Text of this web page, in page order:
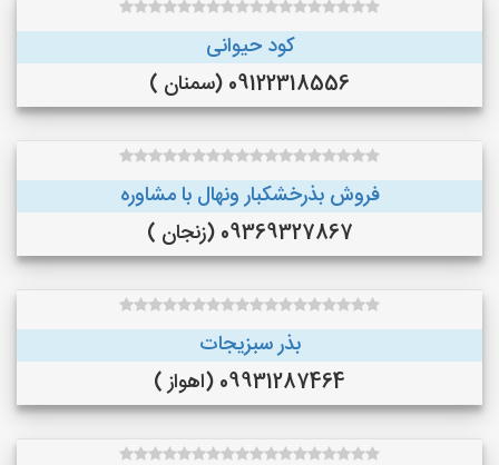
کود حیوانی
09122318556 (سمنان )
فروش بذرخشکبار ونهال با مشاوره
09369327867 (زنجان )
بذر سبزیجات
09931287464 (اهواز )